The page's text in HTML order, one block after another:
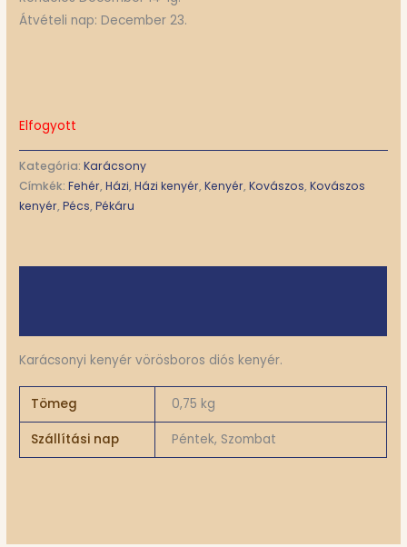
Átvételi nap: December 23.
Elfogyott
Kategória:Karácsony
Címkék:Fehér,Házi,Házi kenyér,Kenyér,Kovászos,Kovászos
kenyér,Pécs,Pékáru
Karácsonyi kenyér vörösboros diós kenyér.
Tömeg 0,75 kg
Szállítási nap Péntek, Szombat